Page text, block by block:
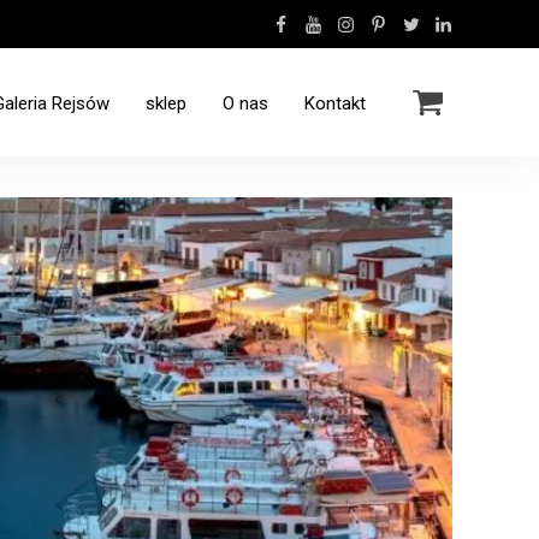
Rejsów
Rejs - Polinezja Francuska - 12.2016
Rejs rodzinny Grecja - 10.2022
sklep O nas Kontakt